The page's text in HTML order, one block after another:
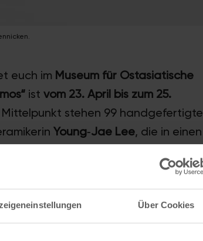
Über Cookies
euch im Museum für Ostasiatische
ist vom 23. April bis zum 25.
Mittelpunkt stehen 99 handgefertigte
Young‑Jae Lee, die in einen
der den Blick schärft und zur